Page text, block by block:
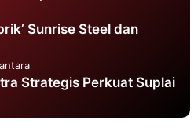
Sunrise Steel dan
Strategis Perkuat Suplai